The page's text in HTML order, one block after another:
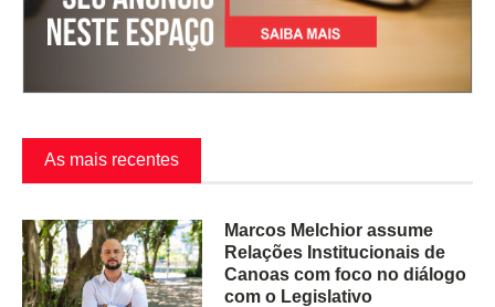
As mais recentes
Marcos Melchior assume
Relações Institucionais de
Canoas com foco no diálogo
com o Legislativo